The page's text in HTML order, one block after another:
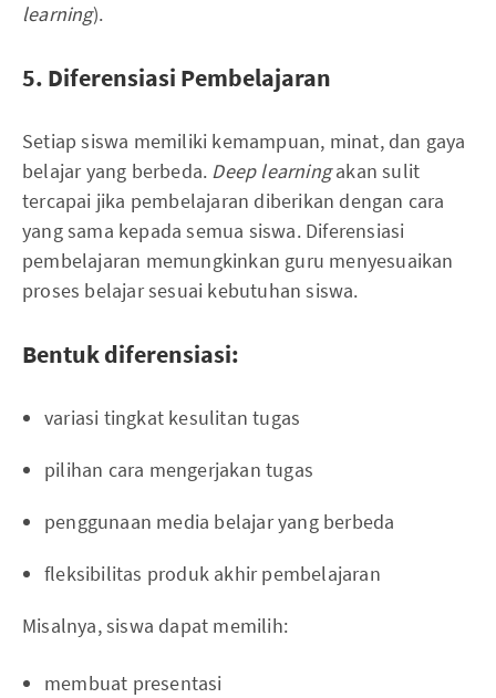
learning).
5. Diferensiasi Pembelajaran
Setiap siswa memiliki kemampuan, minat, dan gaya
belajar yang berbeda. Deep learningakan sulit
tercapai jika pembelajaran diberikan dengan cara
yang sama kepada semua siswa. Diferensiasi
pembelajaran memungkinkan guru menyesuaikan
proses belajar sesuai kebutuhan siswa.
Bentuk diferensiasi:
variasi tingkat kesulitan tugas
pilihan cara mengerjakan tugas
penggunaan media belajar yang berbeda
fleksibilitas produk akhir pembelajaran
Misalnya, siswa dapat memilih:
membuat presentasi